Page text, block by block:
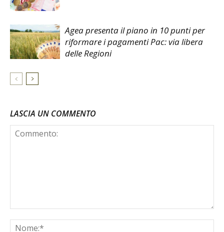
Agea presenta il piano in 10 punti per
riformare i pagamenti Pac: via libera
delle Regioni
LASCIA UN COMMENTO